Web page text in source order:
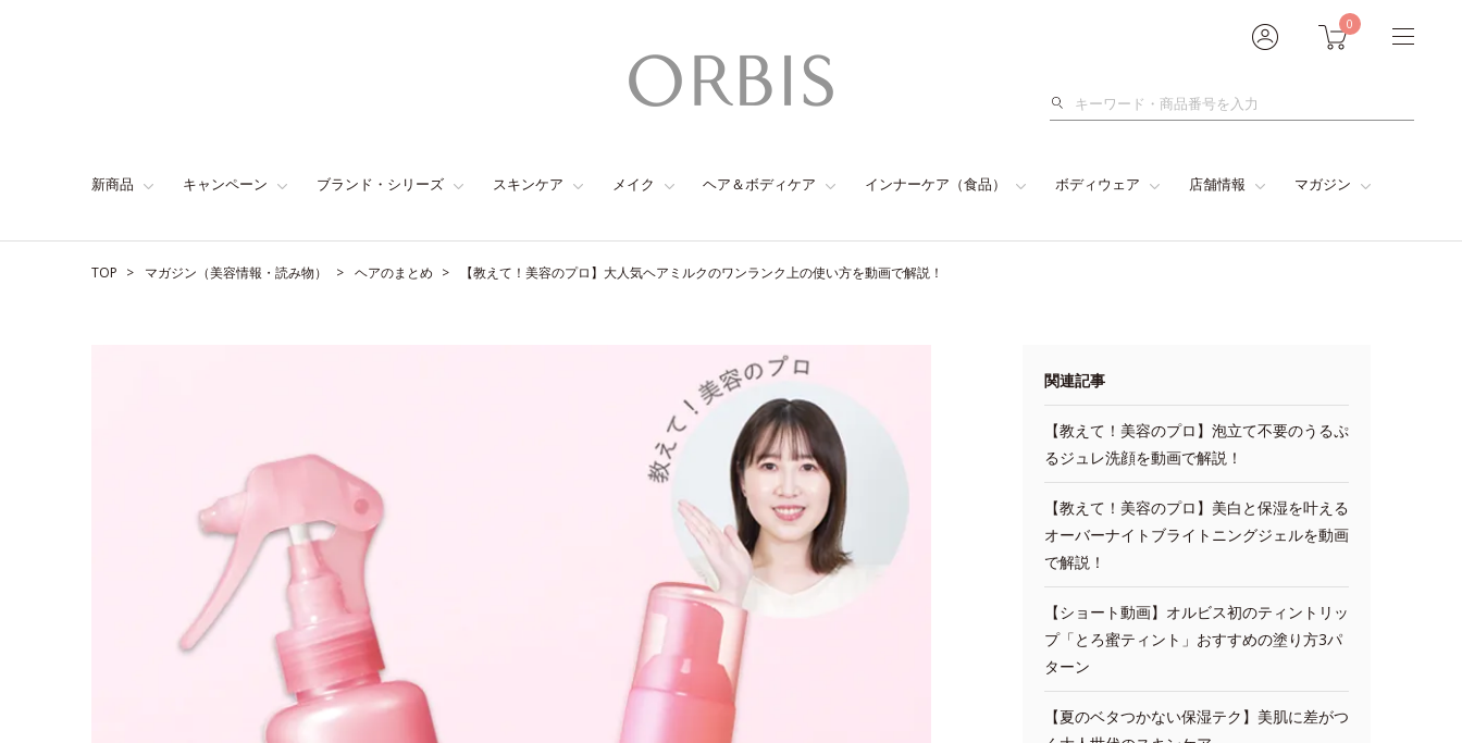
0
検
新商品 キャンペーン ブランド・シリーズ スキンケア メイク ヘア＆ボディケア インナーケア（食品） ボディウェア 店舗情報 マガジン
TOP マガジン（美容情報・読み物） ヘアのまとめ 【教えて！美容のプロ】大人気ヘアミルクのワンランク上の使い方を動画で解説！
関連記事
【教えて！美容のプロ】泡立て不要のうるぷ
るジュレ洗顔を動画で解説！
【教えて！美容のプロ】美白と保湿を叶える
オーバーナイトブライトニングジェルを動画
で解説！
【ショート動画】オルビス初のティントリッ
プ「とろ蜜ティント」おすすめの塗り方3パ
ターン
【夏のベタつかない保湿テク】美肌に差がつ